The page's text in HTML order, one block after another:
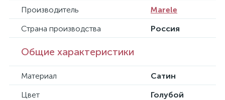
Производитель
Marele
Страна производства
Россия
Общие характеристики
Материал
Сатин
Цвет
Голубой